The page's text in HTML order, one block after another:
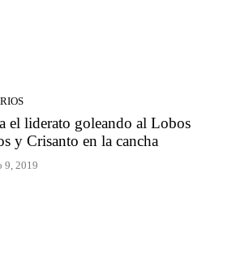
el liderato goleando al Lobos
y Crisanto en la cancha
9, 2019